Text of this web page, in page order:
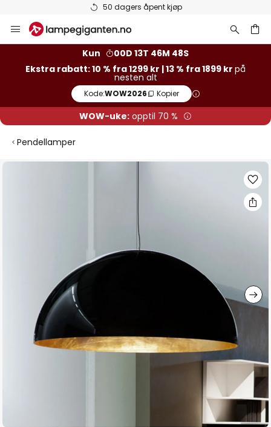
50 dagers åpent kjøp
Hopp
til
Kun
00D 13T 46M 48S
Ekstra rabatt: 10 % fra 1299 kr | 13 % fra 1899 kr på
nesten alt
Kode:WOW2026 Kopier
WOW-uke: opptil 70 %
Pendellamper
Gå